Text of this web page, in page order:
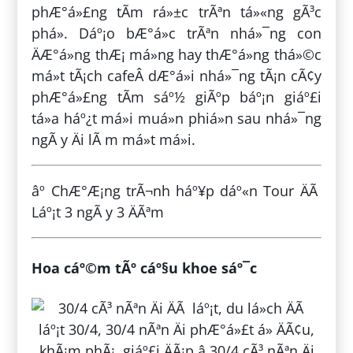
phÆ°á»£ng tÃ­m rá»±c trÃªn tá»«ng gÃ³c
phá». Dáº¡o bÆ°á»c trÃªn nhá»¯ng con
ÄÆ°á»ng thÆ¡ má»ng hay thÆ°á»ng thá»©c
má»t tÃ¡ch cafeÂ dÆ°á»i nhá»¯ng tÃ¡n cÃ¢y
phÆ°á»£ng tÃ­m sáº½ giÃºp báº¡n giáº£i
tá»a háº¿t má»i muá»n phiá»n sau nhá»¯ng
ngÃ y Äi lÃ m má»t má»i.
âº ChÆ°Æ¡ng trÃ¬nh háº¥p dáº«n Tour ÄÃ
Láº¡t 3 ngÃ y 3 ÄÃªm
Hoa cáº©m tÃº cáº§u khoe sáº¯c